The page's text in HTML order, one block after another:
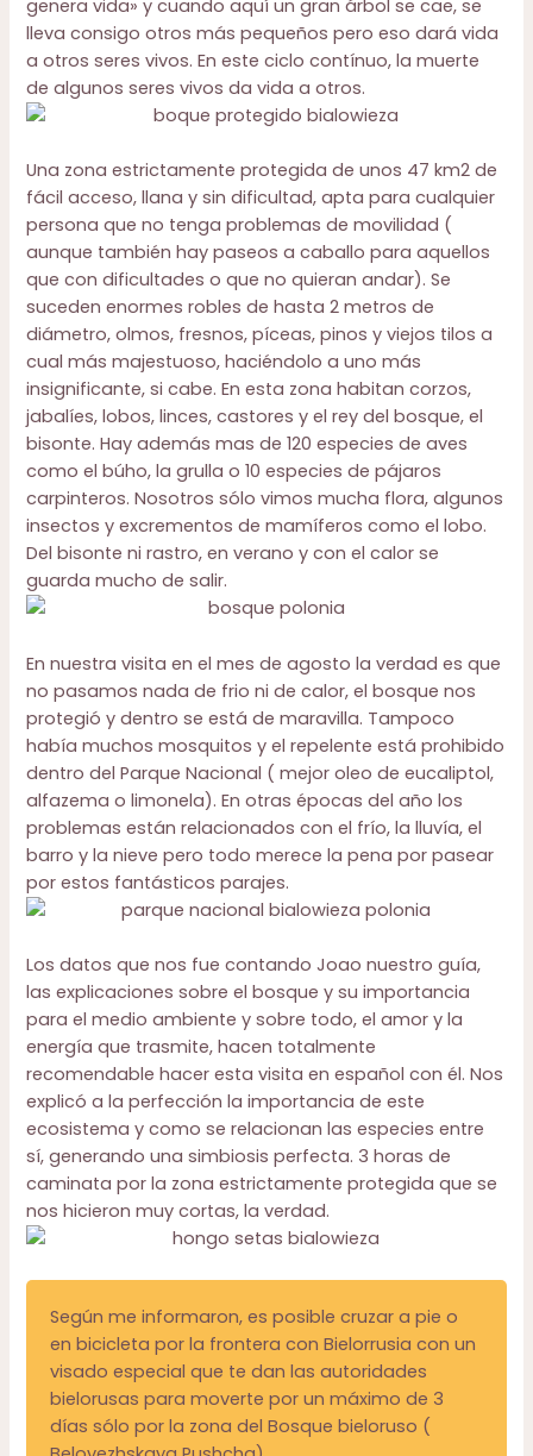
genera vida» y cuando aquí un gran árbol se cae, se
lleva consigo otros más pequeños pero eso dará vida
a otros seres vivos. En este ciclo contínuo, la muerte
de algunos seres vivos da vida a otros.
Una zona estrictamente protegida de unos 47 km2 de
fácil acceso, llana y sin dificultad, apta para cualquier
persona que no tenga problemas de movilidad (
aunque también hay paseos a caballo para aquellos
que con dificultades o que no quieran andar). Se
suceden enormes robles de hasta 2 metros de
diámetro, olmos, fresnos, píceas, pinos y viejos tilos a
cual más majestuoso, haciéndolo a uno más
insignificante, si cabe. En esta zona habitan corzos,
jabalíes, lobos, linces, castores y el rey del bosque, el
bisonte. Hay además mas de 120 especies de aves
como el búho, la grulla o 10 especies de pájaros
carpinteros. Nosotros sólo vimos mucha flora, algunos
insectos y excrementos de mamíferos como el lobo.
Del bisonte ni rastro, en verano y con el calor se
guarda mucho de salir.
En nuestra visita en el mes de agosto la verdad es que
no pasamos nada de frio ni de calor, el bosque nos
protegió y dentro se está de maravilla. Tampoco
había muchos mosquitos y el repelente está prohibido
dentro del Parque Nacional ( mejor oleo de eucaliptol,
alfazema o limonela). En otras épocas del año los
problemas están relacionados con el frío, la lluvía, el
barro y la nieve pero todo merece la pena por pasear
por estos fantásticos parajes.
Los datos que nos fue contando Joao nuestro guía,
las explicaciones sobre el bosque y su importancia
para el medio ambiente y sobre todo, el amor y la
energía que trasmite, hacen totalmente
recomendable hacer esta visita en español con él. Nos
explicó a la perfección la importancia de este
ecosistema y como se relacionan las especies entre
sí, generando una simbiosis perfecta. 3 horas de
caminata por la zona estrictamente protegida que se
nos hicieron muy cortas, la verdad.
Según me informaron, es posible cruzar a pie o
en bicicleta por la frontera con Bielorrusia con un
visado especial que te dan las autoridades
bielorusas para moverte por un máximo de 3
días sólo por la zona del Bosque bieloruso (